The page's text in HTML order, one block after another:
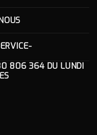
806 364DU LUNDI